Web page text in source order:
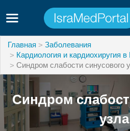
Главная
Заболевания
Кардиология и кардиохиругия
Синдром слабости синусового
Синдром
узла